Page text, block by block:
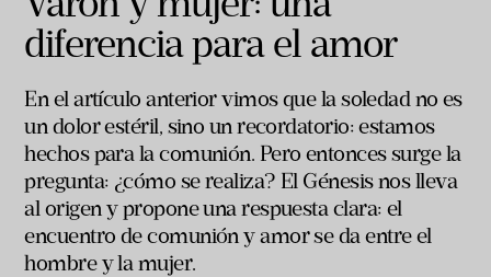
diferencia para el amor
En el artículo anterior vimos que la soledad no es
un dolor estéril, sino un recordatorio: estamos
hechos para la comunión. Pero entonces surge la
pregunta: ¿cómo se realiza? El Génesis nos lleva
al origen y propone una respuesta clara: el
encuentro de comunión y amor se da entre el
hombre y la mujer.